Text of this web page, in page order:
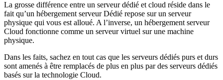
La grosse différence entre un serveur dédié et cloud réside dans le
fait qu’un hébergement serveur Dédié repose sur un serveur
physique qui vous est alloué. A l’inverse, un hébergement serveur
Cloud fonctionne comme un serveur virtuel sur une machine
physique.
Dans les faits, sachez en tout cas que les serveurs dédiés purs et durs
sont amenés à être remplacés de plus en plus par des serveurs dédiés
basés sur la technologie Cloud.